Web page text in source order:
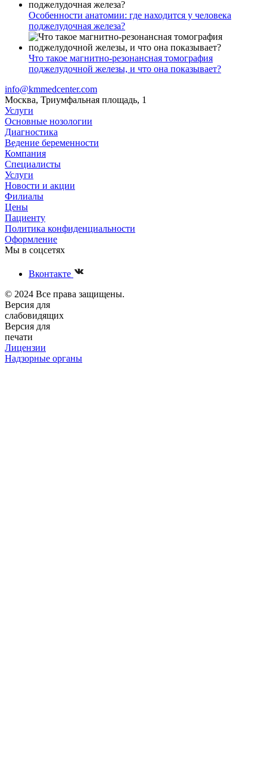
Особенности анатомии: где находится у человека
поджелудочная железа?
Что такое магнитно-резонансная томография
поджелудочной железы, и что она показывает?
info@kmmedcenter.com
Москва, Триумфальная площадь, 1
Услуги
Основные нозологии
Диагностика
Ведение беременности
Компания
Специалисты
Услуги
Новости и акции
Филиалы
Цены
Пациенту
Политика конфиденциальности
Оформление
Мы в соцсетях
Вконтакте
© 2024 Все права защищены.
Версия для
слабовидящих
Версия для
печати
Лицензии
Надзорные органы